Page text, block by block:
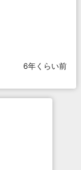
6年くらい前